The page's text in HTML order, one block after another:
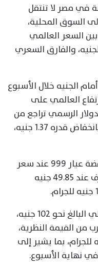
في مصر لا تنتقل
السوق المحلية،
السعر العالمي
والفارق السعري
الجنيه خلال الأسبوع
العالمي على
الرسمي تراجع من
نحو 51.22 جنيهًا إلى 49.85 جنيهًا، بانخفاض قدره 1.37 جنيه،
وباحتساب القيمة النظرية لجرام الفضة عيار 999 عند سعر
أوقية يبلغ نحو 64 دولارًا وسعر صرف عند 49.85 جنيه
وبمقارنة هذه القيمة بالسعر المحلي البالغ نحو 102 جنيه،
من القيمة النظرية،
يقترب من 0.6 جنيه للجرام، بما يشير إلى
نهاية الأسبوع.